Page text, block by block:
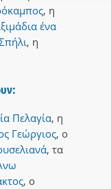
, η
ένα
, η
Πελαγία, η
Γεώργιος, ο
, τα
, ο